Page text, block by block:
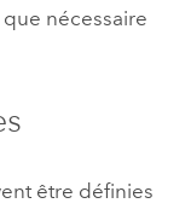
nécessaire
être définies